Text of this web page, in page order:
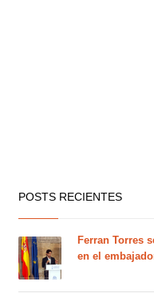
POSTS RECIENTES
Ferran Torres
en el